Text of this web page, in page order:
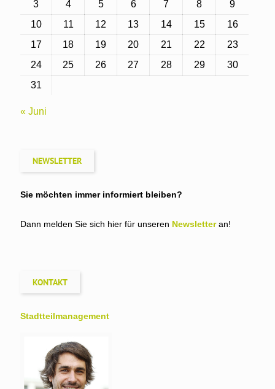
3
4 5 6 7 8
9
10
11 12 13 14 15
16
17
18 19 20 21 22
23
24
25 26 27 28 29
30
31
« Juni
NEWSLETTER
Sie möchten immer informiert bleiben?
Dann melden Sie sich hier für unseren Newsletteran!
KONTAKT
Stadtteil­management